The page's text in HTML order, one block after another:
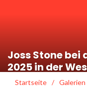
Joss Stone bei
2025 in der
29.11.2025
Startseite / Galerien